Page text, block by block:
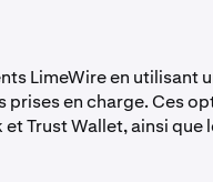
LimeWire en utilisant
en charge. Ces
Trust Wallet, ainsi que